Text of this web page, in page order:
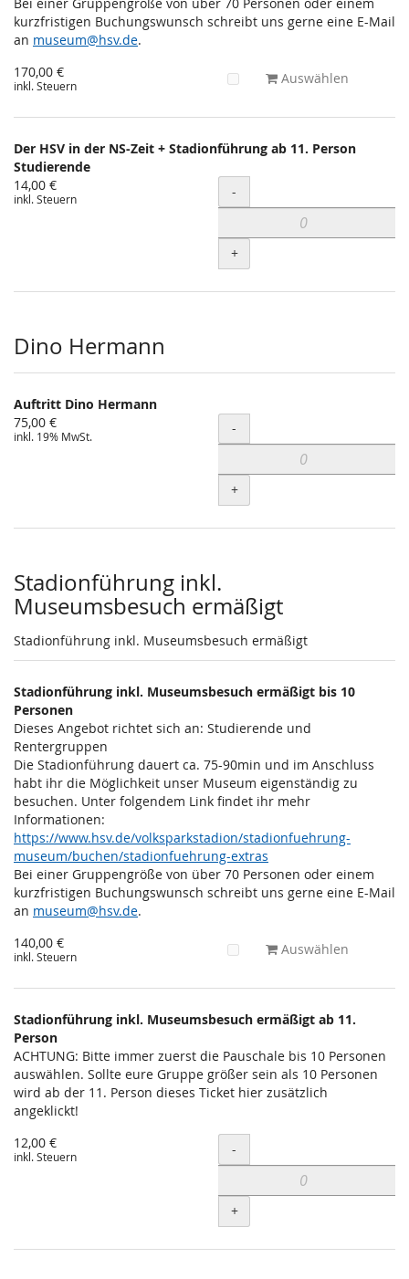
kurzfristigen Buchungswunsch schreibt uns gerne eine E-Mail
an museum@hsv.de.
170,00 €
inkl. Steuern Auswählen
Der HSV in der NS-Zeit + Stadionführung ab 11. Person
Studierende
14,00 €
inkl. Steuern Menge
-
+
Dino Hermann
Auftritt Dino Hermann
75,00 €
inkl. 19% MwSt. Menge
-
+
Stadionführung inkl.
Museumsbesuch ermäßigt
Stadionführung inkl. Museumsbesuch ermäßigt
Stadionführung inkl. Museumsbesuch ermäßigt bis 10
Personen
Dieses Angebot richtet sich an: Studierende und
Rentergruppen
Die Stadionführung dauert ca. 75-90min und im Anschluss
habt ihr die Möglichkeit unser Museum eigenständig zu
besuchen. Unter folgendem Link findet ihr mehr
Informationen:
https://www.hsv.de/volksparkstadion/stadionfuehrung-
museum/buchen/stadionfuehrung-extras
Bei einer Gruppengröße von über 70 Personen oder einem
kurzfristigen Buchungswunsch schreibt uns gerne eine E-Mail
an museum@hsv.de.
140,00 €
inkl. Steuern Auswählen
Stadionführung inkl. Museumsbesuch ermäßigt ab 11.
Person
ACHTUNG: Bitte immer zuerst die Pauschale bis 10 Personen
auswählen. Sollte eure Gruppe größer sein als 10 Personen
wird ab der 11. Person dieses Ticket hier zusätzlich
angeklickt!
12,00 €
inkl. Steuern Menge
-
+